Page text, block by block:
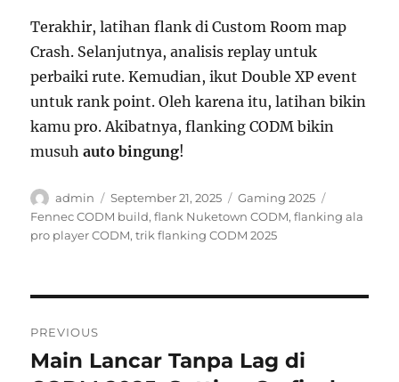
Terakhir, latihan flank di Custom Room map
Crash. Selanjutnya, analisis replay untuk
perbaiki rute. Kemudian, ikut Double XP event
untuk rank point. Oleh karena itu, latihan bikin
kamu pro. Akibatnya, flanking CODM bikin
musuhauto bingung!
Author
admin
Posted
on
September 21, 2025 Categories
Gaming 2025
Fennec CODM build,flank Nuketown CODM,flanking ala
pro player CODM,trik flanking CODM 2025
navigation
PREVIOUS
Previous
Main Lancar Tanpa Lag di